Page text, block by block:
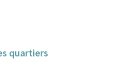
quartiers